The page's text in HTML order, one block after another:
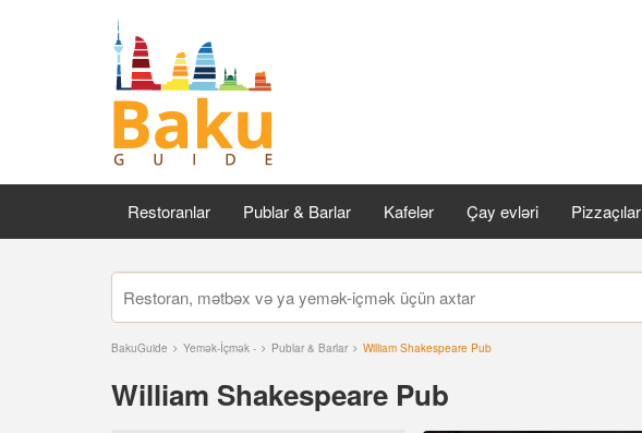
Restoranlar Publar & Barlar Kafelər Çay evləri Pizzaçılar
BakuGuide Yemək-İçmək - Publar & Barlar William Shakespeare Pub
William Shakespeare Pub